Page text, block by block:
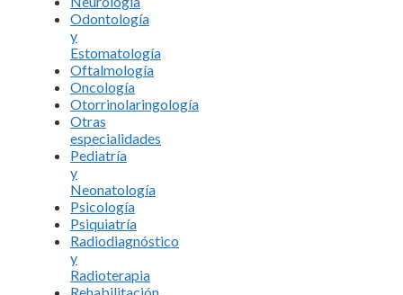
Odontología
y
Estomatología
Oftalmología
Oncología
Otorrinolaringología
Otras
especialidades
Pediatría
y
Neonatología
Psicología
Psiquiatría
Radiodiagnóstico
y
Radioterapia
Rehabilitación